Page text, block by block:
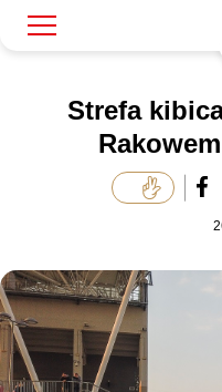
Akademia
Strefa